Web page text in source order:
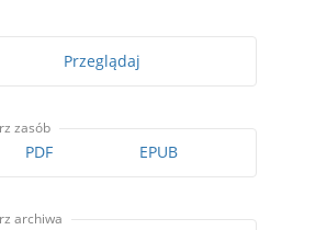
Przeglądaj
zasób
PDF EPUB
archiwa